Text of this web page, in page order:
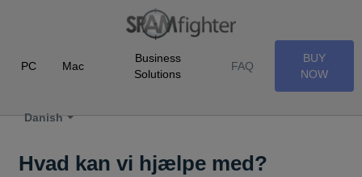
PC Mac
Business
Solutions
FAQ
BUY
NOW
Danish
Hvad kan vi hjælpe med?